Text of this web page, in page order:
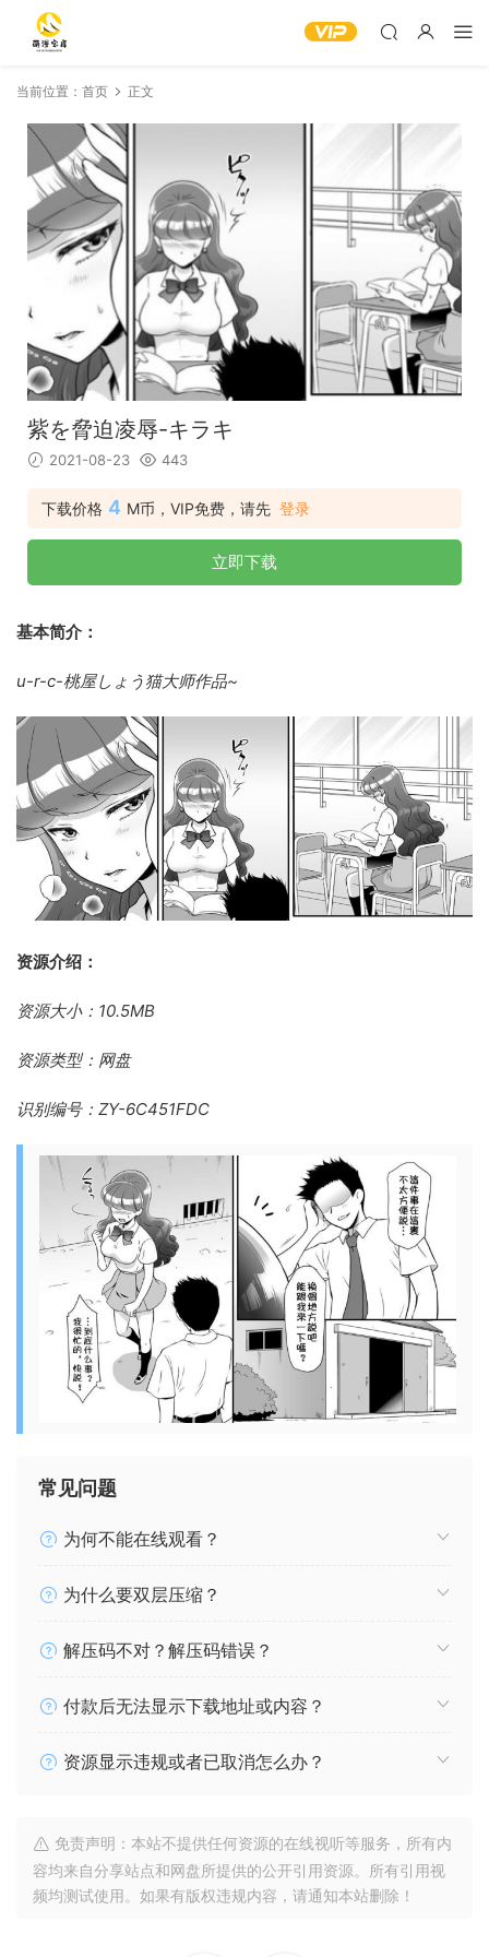
当前位置： 首页 正文
紫を脅迫凌辱-キラキ
2021-08-23 443
下载价格 4 M币，VIP免费，请先 登录
立即下载
基本简介：
u-r-c-桃屋しょう猫大师作品~
资源介绍：
资源大小：10.5MB
资源类型：网盘
识别编号：ZY-6C451FDC
常见问题
为何不能在线观看？
为什么要双层压缩？
解压码不对？解压码错误？
付款后无法显示下载地址或内容？
资源显示违规或者已取消怎么办？
免责声明：本站不提供任何资源的在线视听等服务，所有内
容均来自分享站点和网盘所提供的公开引用资源。所有引用视
频均测试使用。如果有版权违规内容，请通知本站删除！